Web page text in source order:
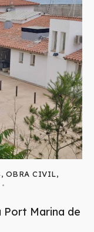
, OBRA CIVIL,
Port Marina de